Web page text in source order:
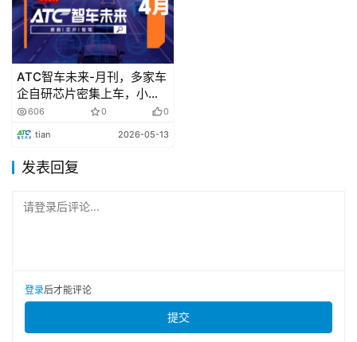
中式EEA，也即：车控域控制器（VDC，Vehicle Domain
Controller）、智能驾驶域控制器（ADC，ADASAD
Domain Controller）、智能座舱域控制器（CDC，
Cockpit Domain Controller）。大众的MEB平台以及华为
的CC架构都属于这种三域集中式EEA。
ATC智车未来-月刊，多家车
企自研芯片密集上车，小马
智行发布PonyWorld世界模
型2.0
606 0 0
tian 2026-05-13
发表回复
请登录后评论...
登录后才能评论
提交